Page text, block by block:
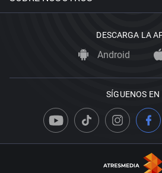
DESCARGA LA
Android
SÍGUENOS EN